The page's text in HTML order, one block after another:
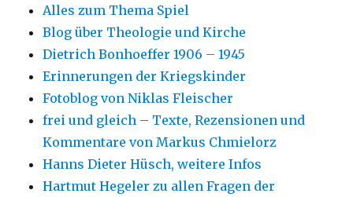
Alles zum Thema Spiel
Blog über Theologie und Kirche
Dietrich Bonhoeffer 1906 – 1945
Erinnerungen der Kriegskinder
Fotoblog von Niklas Fleischer
frei und gleich – Texte, Rezensionen und
Kommentare von Markus Chmielorz
Hanns Dieter Hüsch, weitere Infos
Hartmut Hegeler zu allen Fragen der